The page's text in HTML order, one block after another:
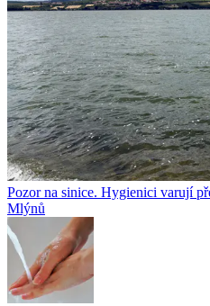
Pozor na sinice. Hygienici varují
Mlýnů